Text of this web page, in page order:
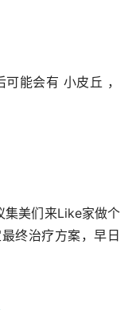
能会有 小皮丘 ，
集美们来Like家做个
终治疗方案，早日